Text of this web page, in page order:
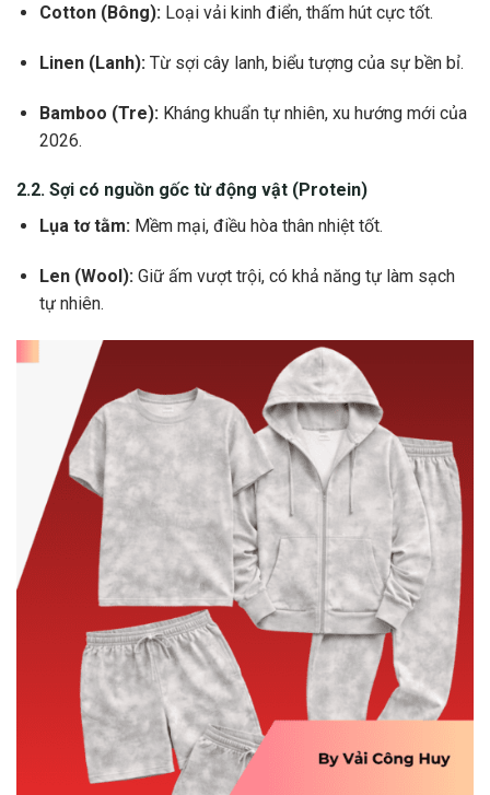
Cotton (Bông):Loại vải kinh điển, thấm hút cực tốt.
Linen (Lanh): Từ sợi cây lanh, biểu tượng của sự bền bỉ.
Bamboo (Tre): Kháng khuẩn tự nhiên, xu hướng mới của
2026.
2.2. Sợi có nguồn gốc từ động vật (Protein)
Lụa tơ tằm:Mềm mại, điều hòa thân nhiệt tốt.
Len (Wool):Giữ ấm vượt trội, có khả năng tự làm sạch
tự nhiên.